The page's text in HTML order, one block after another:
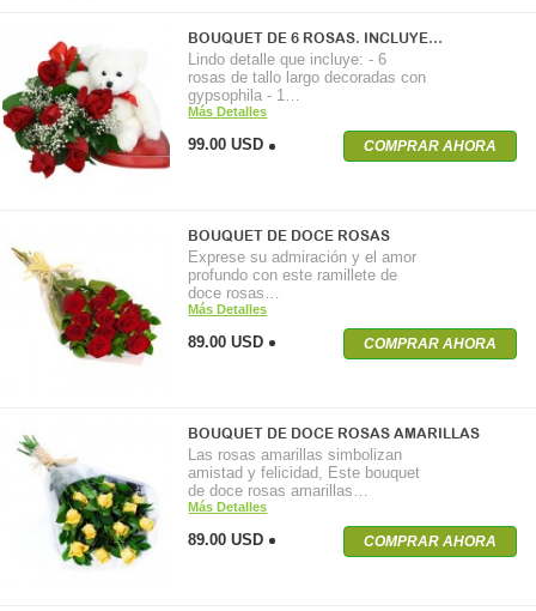
BOUQUET DE 6 ROSAS. INCLUYE…
Lindo detalle que incluye: - 6
rosas de tallo largo decoradas con
gypsophila - 1…
Más Detalles
99.00 USD COMPRAR AHORA
BOUQUET DE DOCE ROSAS
Exprese su admiración y el amor
profundo con este ramillete de
doce rosas…
Más Detalles
89.00 USD COMPRAR AHORA
BOUQUET DE DOCE ROSAS AMARILLAS
Las rosas amarillas simbolizan
amistad y felicidad, Este bouquet
de doce rosas amarillas…
Más Detalles
89.00 USD COMPRAR AHORA